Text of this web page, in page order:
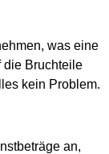
was eine
die Bruchteile
kein Problem.
an,